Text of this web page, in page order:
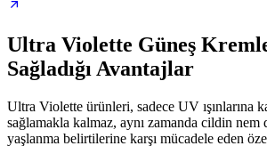
Ultra Violette Güneş
Sağladığı Avantajlar
Ultra Violette ürünleri, sadece UV ışınlarına
sağlamakla kalmaz, aynı zamanda cildin
yaşlanma belirtilerine karşı mücadele eden